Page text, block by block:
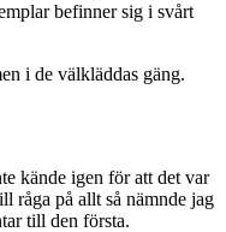
befinner sig i svårt
i de välkläddas gäng.
kände igen för att det var
råga på allt så nämnde jag
till den första.